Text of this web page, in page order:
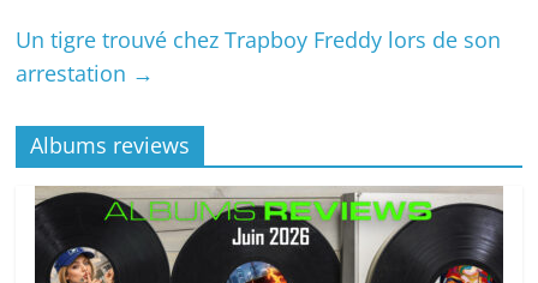
Un tigre trouvé chez Trapboy Freddy lors de son
arrestation →
Albums reviews